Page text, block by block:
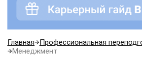
Главная
Профессиональная
Менеджмент